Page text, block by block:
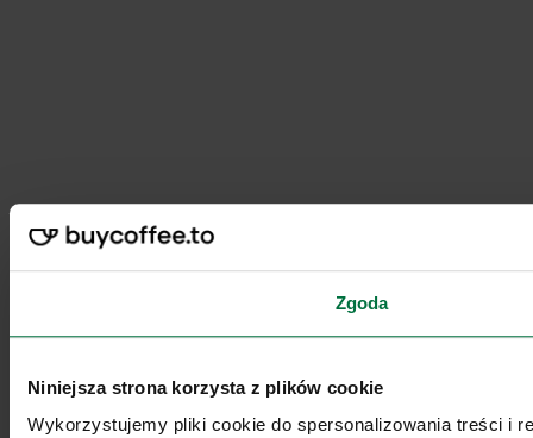
Zgoda
Niniejsza strona korzysta z plików cookie
Wykorzystujemy pliki cookie do spersonalizowania treści i